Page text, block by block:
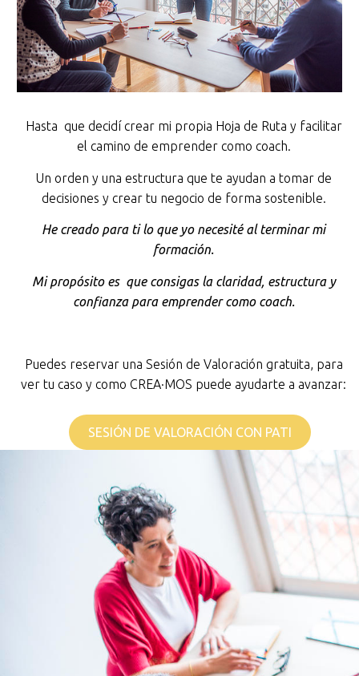
Hasta que decidí crear mi propia Hoja de Ruta y facilitar
el camino de emprender como coach.
Un orden y una estructura que te ayudan a tomar de
decisiones y crear tu negocio de forma sostenible.
He creado para ti lo que yo necesité al terminar mi
formación.
Mi propósito es que consigas la claridad, estructura y
confianza para emprender como coach.
Puedes reservar una Sesión de Valoración gratuita, para
ver tu caso y como CREA·MOS puede ayudarte a avanzar:
SESIÓN DE VALORACIÓN CON PATI